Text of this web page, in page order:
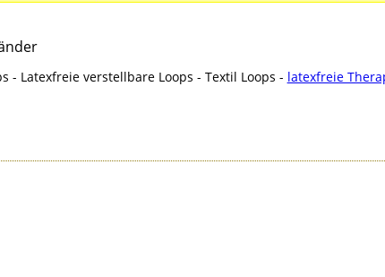
- Latexfreie verstellbare Loops - Textil Loops - latexfreie